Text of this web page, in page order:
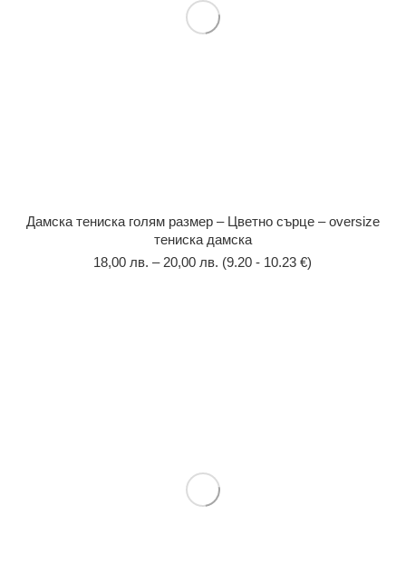
Дамска тениска голям размер – Цветно сърце – oversize
тениска дамска
18,00 лв. – 20,00 лв. (9.20 - 10.23 €)